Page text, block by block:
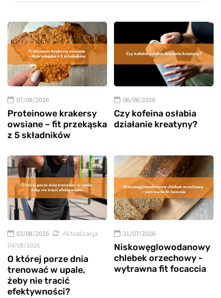
07/08/2026
Proteinowe krakersy
owsiane – fit przekąska
z 5 składników
06/08/2026
Czy kofeina osłabia
działanie kreatyny?
03/08/2026
Aktualizacja:
04/08/2026
O której porze dnia
trenować w upale,
żeby nie tracić
efektywności?
31/07/2026
Niskowęglowodanowy
chlebek orzechowy -
wytrawna fit focaccia